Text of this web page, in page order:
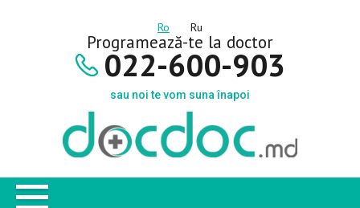
Ro Ru
Programează-te la doctor
022-600-903
sau noi te vom suna înapoi